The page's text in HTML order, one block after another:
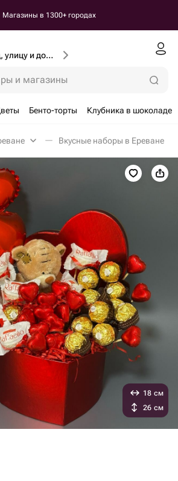
Магазины в 1300+ городах
Введите город, улицу и дом доставки
и магазины
Бенто-торты Клубника в шоколаде
Вкусные наборы в Ереване
18 см
26 см